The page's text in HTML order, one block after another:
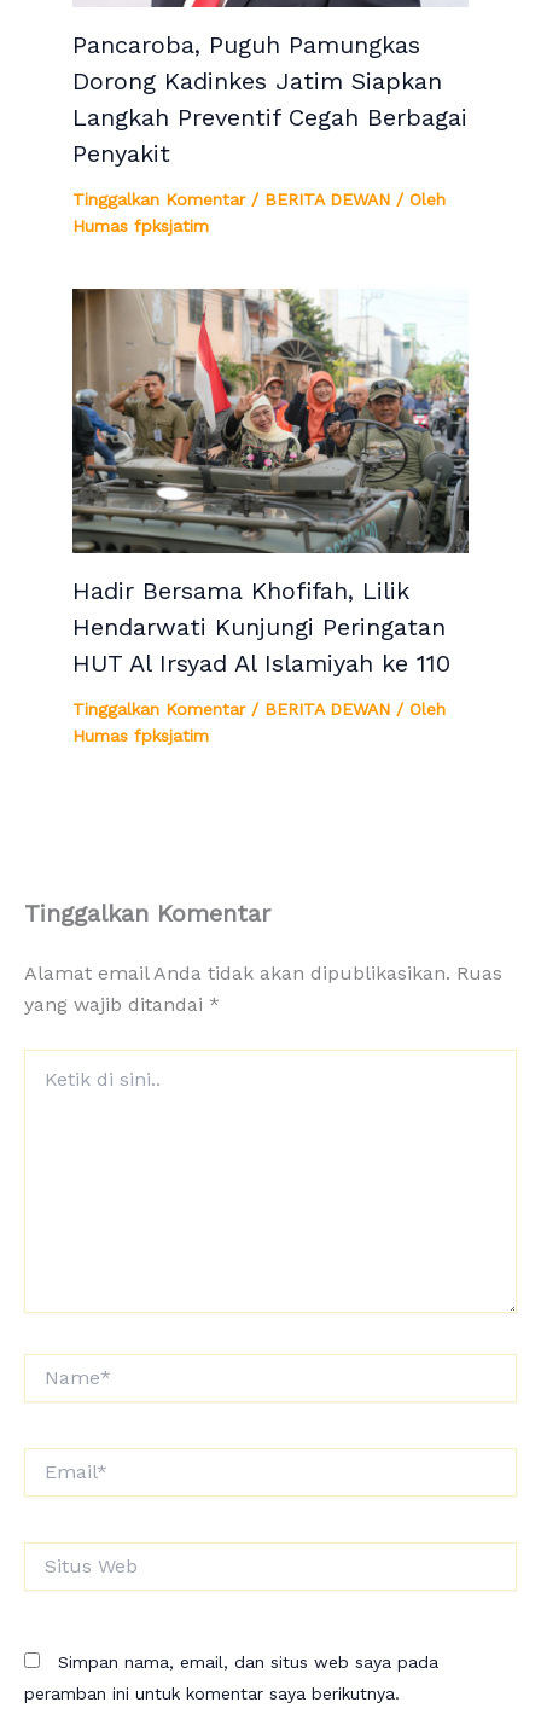
Pancaroba, Puguh Pamungkas
Dorong Kadinkes Jatim Siapkan
Langkah Preventif Cegah Berbagai
Penyakit
Tinggalkan Komentar / BERITA DEWAN / Oleh
Humas fpksjatim
Hadir Bersama Khofifah, Lilik
Hendarwati Kunjungi Peringatan
HUT Al Irsyad Al Islamiyah ke 110
Tinggalkan Komentar / BERITA DEWAN / Oleh
Humas fpksjatim
Tinggalkan Komentar
Alamat email Anda tidak akan dipublikasikan. Ruas
yang wajib ditandai *
Web
Simpan nama, email, dan situs web saya pada
peramban ini untuk komentar saya berikutnya.